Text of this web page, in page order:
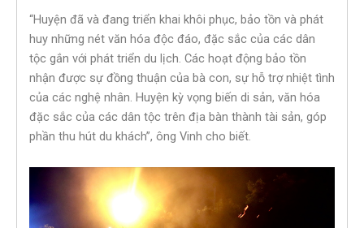
“Huyện đã và đang triển khai khôi phục, bảo tồn và phát
huy những nét văn hóa độc đáo, đặc sắc của các dân
tộc gắn với phát triển du lịch. Các hoạt động bảo tồn
nhận được sự đồng thuận của bà con, sự hỗ trợ nhiệt tình
của các nghệ nhân. Huyện kỳ vọng biến di sản, văn hóa
đặc sắc của các dân tộc trên địa bàn thành tài sản, góp
phần thu hút du khách”, ông Vinh cho biết.